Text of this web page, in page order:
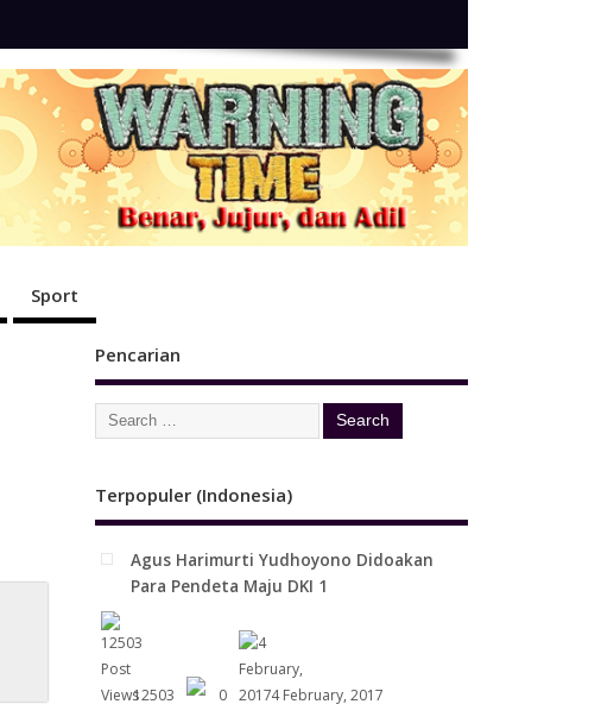
Sport
Pencarian
Terpopuler (Indonesia)
Agus Harimurti Yudhoyono Didoakan
Para Pendeta Maju DKI 1
12503 0 4 February, 2017